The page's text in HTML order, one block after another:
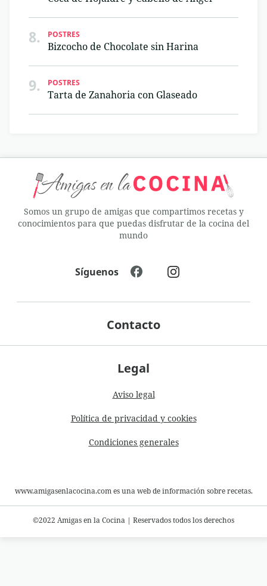
8. POSTRES
Bizcocho de Chocolate sin Harina
9. POSTRES
Tarta de Zanahoria con Glaseado
Somos un grupo de amigas que compartimos recetas y
conocimientos para que puedas disfrutar de la cocina del
mundo
Legal
Aviso legal
Política de privacidad y cookies
Condiciones generales
Contacto
Síguenos
www.amigasenlacocina.com es una web de información sobre recetas.
©2022 Amigas en la Cocina | Reservados todos los derechos